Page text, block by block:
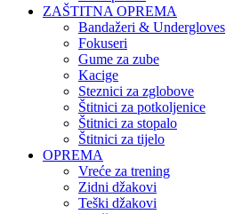
ZAŠTITNA OPREMA
Bandažeri & Undergloves
Fokuseri
Gume za zube
Kacige
Steznici za zglobove
Štitnici za potkoljenice
Štitnici za stopalo
Štitnici za tijelo
OPREMA
Vreće za trening
Zidni džakovi
Teški džakovi